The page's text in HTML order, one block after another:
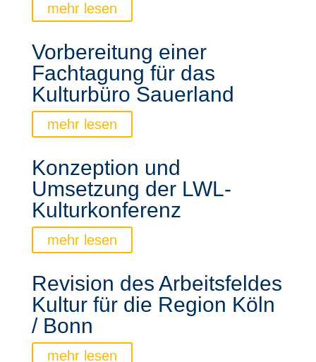
mehr lesen
Vorbereitung einer
Fachtagung für das
Kulturbüro Sauerland
mehr lesen
Konzeption und
Umsetzung der LWL-
Kulturkonferenz
mehr lesen
Revision des Arbeitsfeldes
Kultur für die Region Köln
/ Bonn
mehr lesen